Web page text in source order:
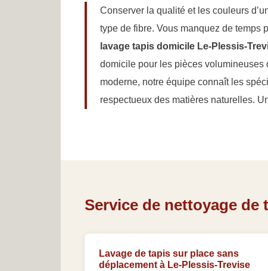
Conserver la qualité et les couleurs
type de fibre. Vous manquez de temps
lavage tapis domicile Le-Plessis-
domicile pour les pièces volumineuses
moderne, notre équipe connaît les
respectueux des matières naturelles.
Service de nettoyage
Lavage de tapis sur place sans
déplacement à Le-Plessis-Trevise